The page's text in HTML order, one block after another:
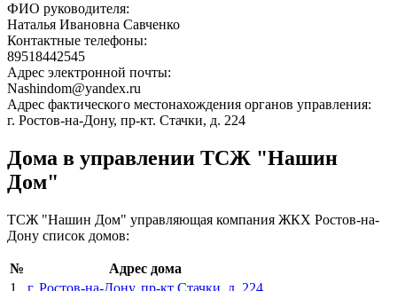
ФИО руководителя:
Наталья Ивановна Савченко
Контактные телефоны:
89518442545
Адрес электронной почты:
Nashindom@yandex.ru
Адрес фактического местонахождения органов управления:
г. Ростов-на-Дону, пр-кт. Стачки, д. 224
Дома в управлении ТСЖ "Нашин
Дом"
ТСЖ "Нашин Дом" управляющая компания ЖКХ Ростов-на-
Дону список домов:
№
Адрес дома
1
г. Ростов-на-Дону, пр-кт Стачки, д. 224